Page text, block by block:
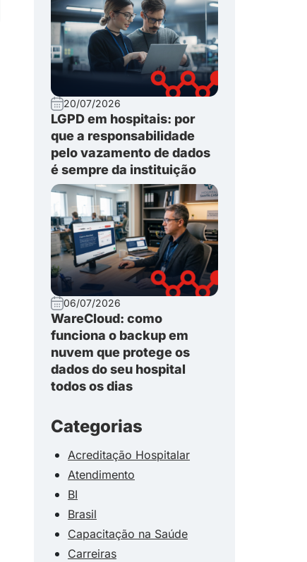
20/07/2026
LGPD em hospitais: por
que a responsabilidade
pelo vazamento de dados
é sempre da instituição
06/07/2026
WareCloud: como
funciona o backup em
nuvem que protege os
dados do seu hospital
todos os dias
Categorias
Acreditação Hospitalar
Atendimento
BI
Brasil
Capacitação na Saúde
Carreiras